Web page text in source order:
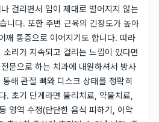
걸리면서 입이 제대로 벌어지지 않는
니다. 또한 주변 근육의 긴장도가 높아
깨 통증으로 이어지기도 합니다. 따라
리가 지속되고 걸리는 느낌이 있다면
문으로 하는 치과에 내원하셔서 방사
해 관절 뼈와 디스크 상태를 정확히
. 초기 단계라면 물리치료, 약물치료,
영역 수정(단단한 음식 피하기, 이악